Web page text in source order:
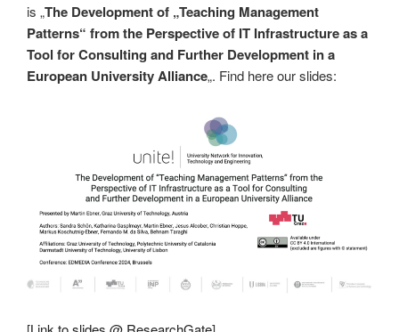
is „The Development of „Teaching Management
Patterns“ from the Perspective of IT Infrastructure as a
Tool for Consulting and Further Development in a
European University Alliance„. Find here our slides: